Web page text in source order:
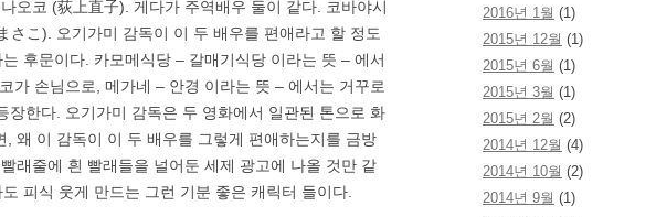
오코 (荻上直子). 게다가 주역배우 둘이 같다. 코바야시
こ). 오기가미 감독이 이 두 배우를 편애라고 할 정도
후문이다. 카모메식당 – 갈매기식당 이라는 뜻 – 에서
가 손님으로, 메가네 – 안경 이라는 뜻 – 에서는 거꾸로
장한다. 오기가미 감독은 두 영화에서 일관된 톤으로 화
왜 이 감독이 이 두 배우를 그렇게 편애하는지를 금방
래줄에 흰 빨래들을 널어둔 세제 광고에 나올 것만 같
피식 웃게 만드는 그런 기분 좋은 캐릭터 들이다.
2016년 1월 (1)
2015년 12월 (1)
2015년 6월 (1)
2015년 3월 (1)
2015년 2월 (2)
2014년 12월 (4)
2014년 10월 (2)
2014년 9월 (1)